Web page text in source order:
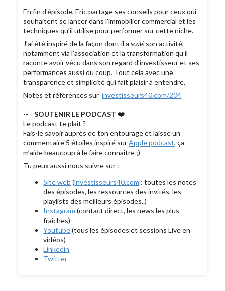
En fin d'épisode, Eric partage ses conseils pour ceux qui
souhaitent se lancer dans l'immobilier commercial et les
techniques qu’il utilise pour performer sur cette niche.
J’ai été inspiré de la façon dont il ascaléson activité,
notamment via l’association et la transformation qu’il
raconte avoir vécu dans son regard d’investisseur et ses
performances aussi du coup. Tout cela avec une
transparence et simplicité qui fait plaisir à entendre.
Notes et références sur investisseurs40.com/204
--SOUTENIR LE PODCAST ❤️
Le podcast te plait ?
Fais-le savoir auprès de ton entourage et laisse un
commentaire 5 étoiles inspiré surApple podcast, ça
m’aide beaucoup à le faire connaître ;)
Tu peux aussi nous suivre sur :
Site web (investisseurs40.com : toutes les notes
des épisodes, les ressources des invités, les
playlists des meilleurs épisodes..)
Instagram (contact direct, les news les plus
fraiches)
Youtube(tous les épisodes et sessions Live en
vidéos)
Linkedin
Twitter